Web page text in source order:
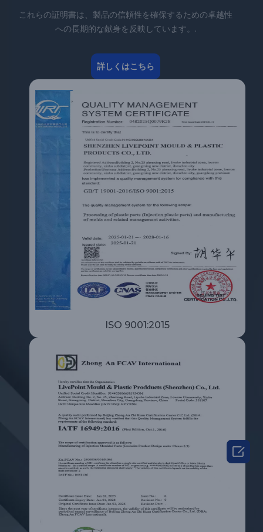
これらの証明書は、製品の信頼性を確保するための卓越性
への長期的な献身を反映しています。.
詳しくはこちら
ISO 9001:2015
